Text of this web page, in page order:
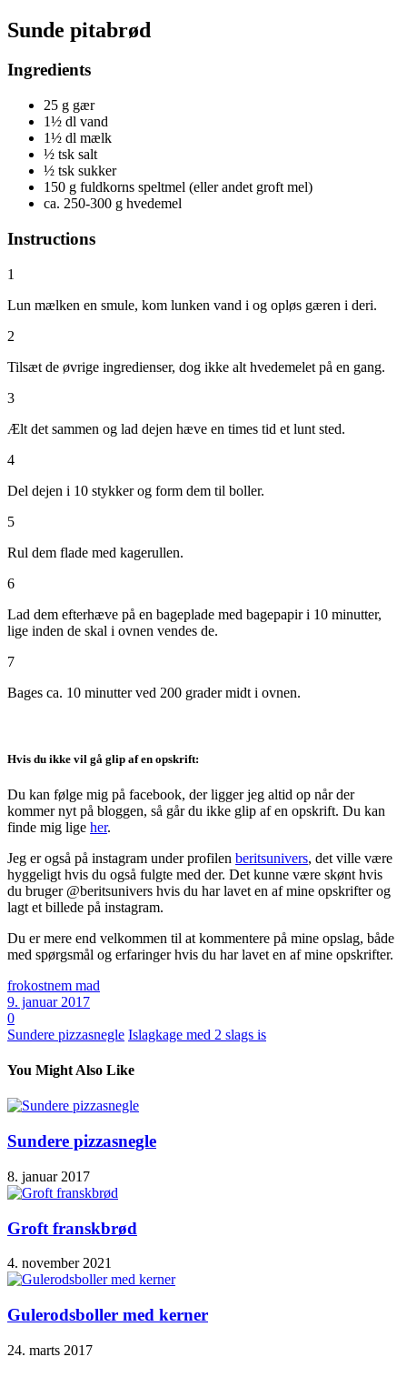
Sunde pitabrød
Ingredients
25 g gær
1½ dl vand
1½ dl mælk
½ tsk salt
½ tsk sukker
150 g fuldkorns speltmel (eller andet groft mel)
ca. 250-300 g hvedemel
Instructions
1
Lun mælken en smule, kom lunken vand i og opløs gæren i deri.
2
Tilsæt de øvrige ingredienser, dog ikke alt hvedemelet på en gang.
3
Ælt det sammen og lad dejen hæve en times tid et lunt sted.
4
Del dejen i 10 stykker og form dem til boller.
5
Rul dem flade med kagerullen.
6
Lad dem efterhæve på en bageplade med bagepapir i 10 minutter,
lige inden de skal i ovnen vendes de.
7
Bages ca. 10 minutter ved 200 grader midt i ovnen.
Hvis du ikke vil gå glip af en opskrift:
Du kan følge mig på facebook, der ligger jeg altid op når der
kommer nyt på bloggen, så går du ikke glip af en opskrift. Du kan
finde mig lige her.
Jeg er også på instagram under profilen beritsunivers, det ville være
hyggeligt hvis du også fulgte med der. Det kunne være skønt hvis
du bruger @beritsunivers hvis du har lavet en af mine opskrifter og
lagt et billede på instagram.
Du er mere end velkommen til at kommentere på mine opslag, både
med spørgsmål og erfaringer hvis du har lavet en af mine opskrifter.
frokostnem mad
9. januar 2017
0
Sundere pizzasnegle Islagkage med 2 slags is
You Might Also Like
Sundere pizzasnegle
8. januar 2017
Groft franskbrød
4. november 2021
Gulerodsboller med kerner
24. marts 2017